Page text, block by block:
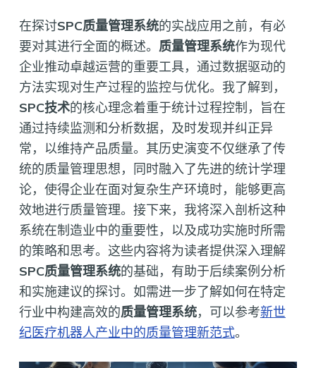
在探讨SPC质量管理系统的实战应用之前，有必
要对其进行全面的概述。 质量管理系统作为现代
企业推动卓越运营的重要工具，通过数据驱动的
方法实现对生产过程的监控与优化。我了解到，
SPC技术的核心理念着重于统计过程控制，旨在
通过持续监测和分析数据，及时发现并纠正异
常，以维持产品质量。其历史演变不仅继承了传
统的质量管理思想，同时融入了先进的统计学理
论，使得企业在面对复杂生产环境时，能够更高
效地进行质量管理。接下来，我将深入剖析这种
系统在制造业中的重要性，以及成功实施时所需
的策略和思考。这些内容将为读者提供深入理解
SPC质量管理系统的基础，有助于后续案例分析
和实施建议的探讨。如需进一步了解如何在特定
行业中构建高效的质量管理系统，可以参考新世
纪医疗机器人产业中的质量管理新范式。